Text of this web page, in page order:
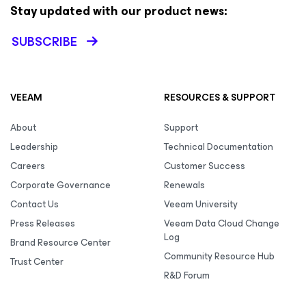
Stay updated with our product news:
SUBSCRIBE
VEEAM
About
Leadership
Careers
Corporate Governance
Contact Us
Press Releases
Brand Resource Center
Trust Center
RESOURCES & SUPPORT
Support
Technical Documentation
Customer Success
Renewals
Veeam University
Veeam Data Cloud Change
Log
Community Resource Hub
R&D Forum